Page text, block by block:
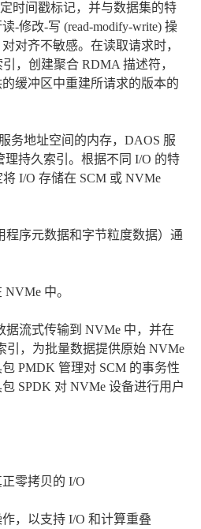
时间戳标记，并与数据集的特
-修改-写 (read-modify-write) 操
对齐不敏感。在读取请求时，
，创建聚合 RDMA 描述符，
缓冲区中重建所请求的版本的
务地址空间的内存，DAOS 服
理持久索引。根据不同 I/O 的特
I/O 存储在 SCM 或 NVMe
程序元数据和字节粒度数据）通
中。
据流式传输到 NVMe 中，并在
引，为批量数据提供原始 NVMe
PMDK 管理对 SCM 的事务性
SPDK 对 NVMe 设备进行用户
零拷贝的 I/O
，以支持 I/O 和计算重叠